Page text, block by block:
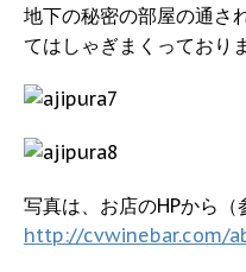
地下の秘密の部屋の通さ
てはしゃぎまくっており
写真は、お店のHPから（
http://cvwinebar.com/